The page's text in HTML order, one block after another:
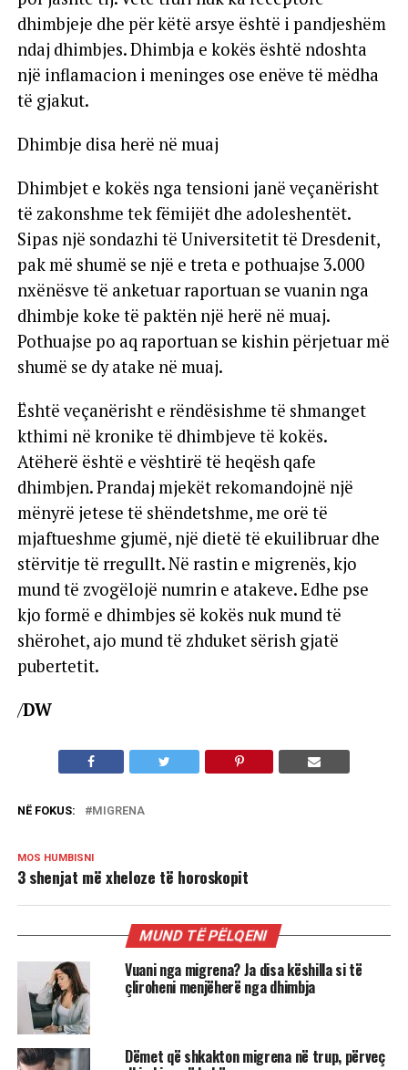
dhimbjeje dhe për këtë arsye është i pandjeshëm
ndaj dhimbjes. Dhimbja e kokës është ndoshta
një inflamacion i meninges ose enëve të mëdha
të gjakut.
Dhimbje disa herë në muaj
Dhimbjet e kokës nga tensioni janë veçanërisht
të zakonshme tek fëmijët dhe adoleshentët.
Sipas një sondazhi të Universitetit të Dresdenit,
pak më shumë se një e treta e pothuajse 3.000
nxënësve të anketuar raportuan se vuanin nga
dhimbje koke të paktën një herë në muaj.
Pothuajse po aq raportuan se kishin përjetuar më
shumë se dy atake në muaj.
Është veçanërisht e rëndësishme të shmanget
kthimi në kronike të dhimbjeve të kokës.
Atëherë është e vështirë të heqësh qafe
dhimbjen. Prandaj mjekët rekomandojnë një
mënyrë jetese të shëndetshme, me orë të
mjaftueshme gjumë, një dietë të ekuilibruar dhe
stërvitje të rregullt. Në rastin e migrenës, kjo
mund të zvogëlojë numrin e atakeve. Edhe pse
kjo formë e dhimbjes së kokës nuk mund të
shërohet, ajo mund të zhduket sërish gjatë
pubertetit.
/DW
NË FOKUS: MIGRENA
MOS HUMBISNI
3 shenjat më xheloze të horoskopit
MUND TË PËLQENI
Vuani nga migrena? Ja disa këshilla si të
çliroheni menjëherë nga dhimbja
Dëmet që shkakton migrena në trup, përveç